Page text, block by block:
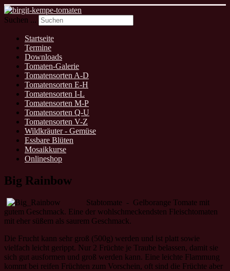
Suchen ...
Startseite
Termine
Downloads
Tomaten-Galerie
Tomatensorten A-D
Tomatensorten E-H
Tomatensorten I-L
Tomatensorten M-P
Tomatensorten Q-U
Tomatensorten V-Z
Wildkräuter - Gemüse
Essbare Blüten
Mosaikkurse
Onlineshop
Big Rainbow
Stabtomate - Gelborange Tomate mit
gutem Geschmack. Eine der wohlschmeckendsten Fleischtomaten
mit eher süßem als saurem Geschmack.
Die Frucht kann sehr groß (500g) werden und ist platt sowie
vielfach leicht gerippt. Nur 2 Früchte je Traube belassen, damit sie
sich gut ausformen und groß werden kann. Eine leichte Flammung
kommt bei reifen Früchten zum Vorschein, oft sind die Früchte aber